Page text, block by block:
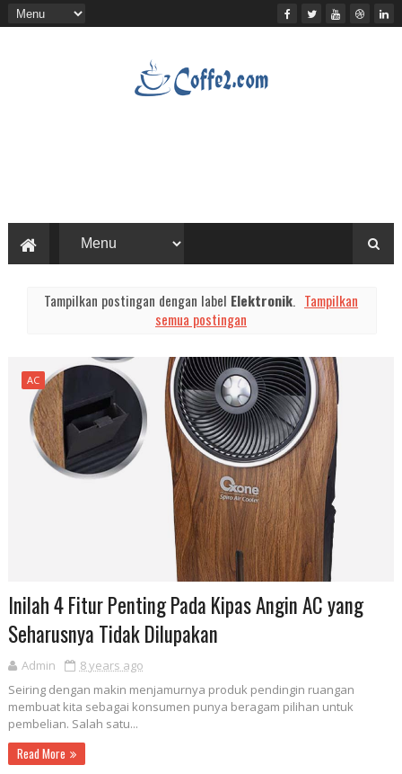
Tampilkan postingan dengan label Elektronik. Tampilkan
semua postingan
AC
Inilah 4 Fitur Penting Pada Kipas Angin AC yang
Seharusnya Tidak Dilupakan
Admin
8 years ago
Seiring dengan makin menjamurnya produk pendingin ruangan
membuat kita sebagai konsumen punya beragam pilihan untuk
pembelian. Salah satu...
Read More